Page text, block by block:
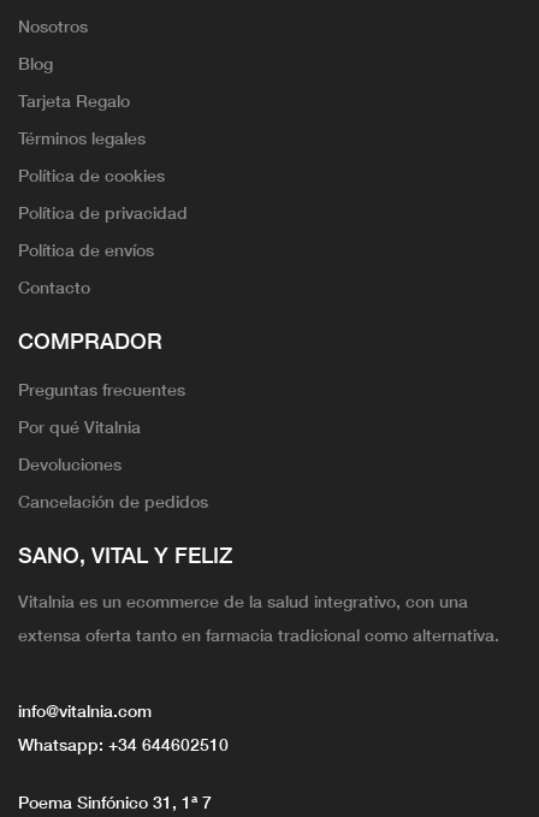
Nosotros
Blog
Tarjeta Regalo
Términos legales
Política de cookies
Política de privacidad
Política de envíos
Contacto
COMPRADOR
Preguntas frecuentes
Por qué Vitalnia
Devoluciones
Cancelación de pedidos
SANO, VITAL Y FELIZ
Vitalnia es un ecommerce de la salud integrativo, con una
extensa oferta tanto en farmacia tradicional como alternativa.
info@vitalnia.com
Whatsapp: +34 644602510
Poema Sinfónico 31, 1ª 7